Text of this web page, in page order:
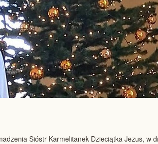
Sióstr Karmelitanek Dzieciątka Jezus, w